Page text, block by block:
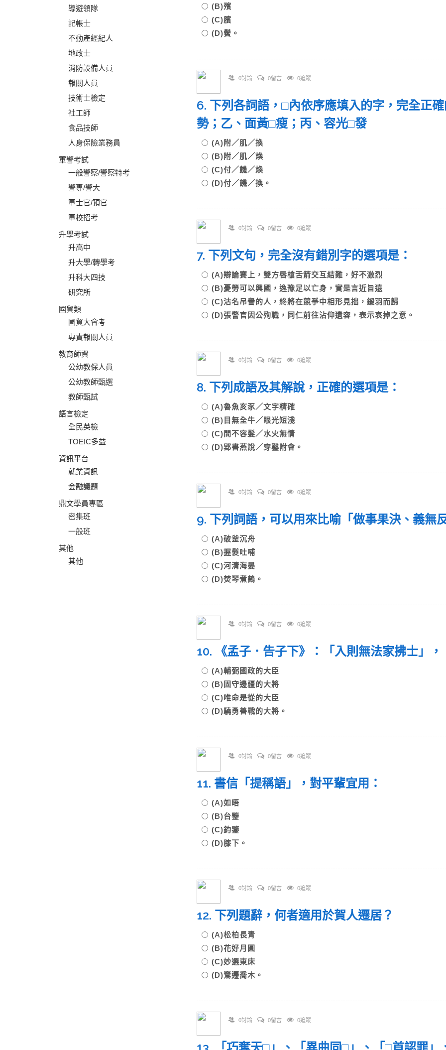
導遊領隊
記帳士
不動產經紀人
地政士
消防設備人員
報關人員
技術士檢定
社工師
食品技師
人身保險業務員
軍警考試
一般警察/警察特考
警專/警大
軍士官/預官
軍校招考
升學考試
升高中
升大學/轉學考
升科大四技
研究所
國貿類
國貿大會考
專責報關人員
教育師資
公幼教保人員
公幼教師甄選
教師甄試
語言檢定
全民英檢
TOEIC多益
資訊平台
就業資訊
金融議題
鼎文學員專區
密集班
一般班
其他
其他
(B)殯
(C)臏
(D)鬢。
0討論 0留言 0追蹤
6. 下列各詞語，□內依序應填入的字，完全正
勢；乙、面黃□瘦；丙、容光□發
(A)附／肌／換
(B)附／肌／煥
(C)付／饑／煥
(D)付／饑／換。
0討論 0留言 0追蹤
7. 下列文句，完全沒有錯別字的選項是：
(A)辯論賽上，雙方唇槍舌箭交互結難，好不激烈
(B)憂勞可以興國，逸豫足以亡身，實是言近旨遠
(C)沽名吊譽的人，終將在競爭中相形見拙，鎩羽而歸
(D)張警官因公殉職，同仁前往沾仰遺容，表示哀掉之意。
0討論 0留言 0追蹤
8. 下列成語及其解說，正確的選項是：
(A)魯魚亥豕／文字精確
(B)目無全牛／眼光短淺
(C)間不容髮／水火無情
(D)郢書燕說／穿鑿附會。
0討論 0留言 0追蹤
9. 下列詞語，可以用來比喻「做事果決、義無
(A)破釜沉舟
(B)握髮吐哺
(C)河清海晏
(D)焚琴煮鶴。
0討論 0留言 0追蹤
10. 《孟子．告子下》：「入則無法家拂士」
(A)輔弼國政的大臣
(B)固守邊疆的大將
(C)唯命是從的大臣
(D)驍勇善戰的大將。
0討論 0留言 0追蹤
11. 書信「提稱語」，對平輩宜用：
(A)如晤
(B)台鑒
(C)鈞鑒
(D)膝下。
0討論 0留言 0追蹤
12. 下列題辭，何者適用於賀人遷居？
(A)松柏長青
(B)花好月圓
(C)妙選東床
(D)鶯遷喬木。
0討論 0留言 0追蹤